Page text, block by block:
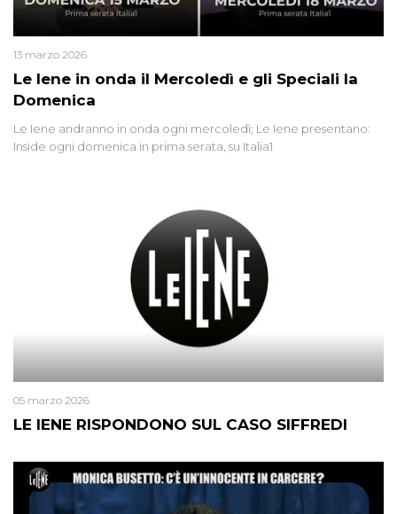
Le Iene in onda il Mercoledì e gli Speciali la
Domenica
13 marzo 2026
Le Iene andranno in onda ogni mercoledì; Le Iene presentano:
Inside ogni domenica in prima serata, su Italia1
LE IENE RISPONDONO SUL CASO SIFFREDI
05 marzo 2026